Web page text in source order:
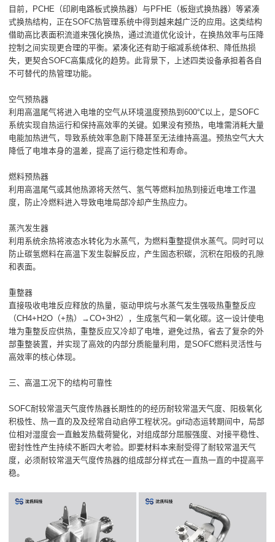
目前，PCHE（印刷电路板式换热器）与PFHE（板翅式换热器）等紧凑
式换热结构，正在SOFC热管理系统中得到越来越广泛的应用。这类结构
借助高比表面积流道来强化换热，通过流道优化设计，在换热效率与压降
控制之间实现更合理的平衡。紧凑化还有助于缩减系统体积、降低热损
失，更契合SOFC高集成化的趋势。此背景下，上述四类设备承担着各自
不可替代的热管理功能。
空气预热器
利用高温尾气将进入电堆的空气从环境温度预热到600℃以上，是SOFC
系统实现自热运行和保持高效率的关键。如果没有预热，电堆需消耗大量
电能加热进气，导致系统效率急剧下降甚至无法维持高温。预热空气大大
降低了电堆本身的温差，提高了运行稳定性和寿命。
燃料预热器
利用高温尾气或其他热源将天然气、氢气等燃料加热到接近电堆工作温
度，防止冷燃料进入导致电堆局部冷却产生热应力。
蒸汽发生器
利用系统余热将液态水转化为水蒸气，为燃料重整提供水蒸气。同时可以
防止碳氢燃料在高温下发生裂解反应，产生固态积碳，沉积在阳极的孔隙
和表面。
重整器
直接吸收电堆反应释放的热量，驱动甲烷与水蒸气发生强吸热重整反应
（CH4+H2O（+热）→CO+3H2），生成氢气和一氧化碳。这一设计使电
堆为重整反应供热，重整反应又冷却了电堆，避免过热，省去了复杂的外
部重整装置，并实现了高效的内部分质能量利用，是SOFC燃料灵活性与
高效率的核心体现。
三、高温工况下的结构可靠性
SOFC耐较常温天气度传热器长期性的的经历耐较常温天气度、阳极氧化
积极性、热一直的及及经常自动启停工程状况。gif动态运转期间中，局部
位相对湿度会一直触发热载荷變化，对组成部分屈服强度、对接平稳性、
密封性性产生持续不断四大考验。即要材料本来耐受得了耐较常温天气
度，必须耐较常温天气度传热器的组成部分样式在一直热一直的中提高平
稳。